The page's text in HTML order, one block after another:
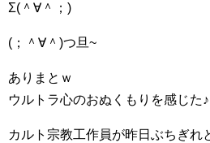
Σ(＾∀＾；)
(；＾∀＾)つ旦~
ありまとｗ
ウルトラ心のおぬくもりを感じた♪
カルト宗教工作員が昨日ぶちぎれ